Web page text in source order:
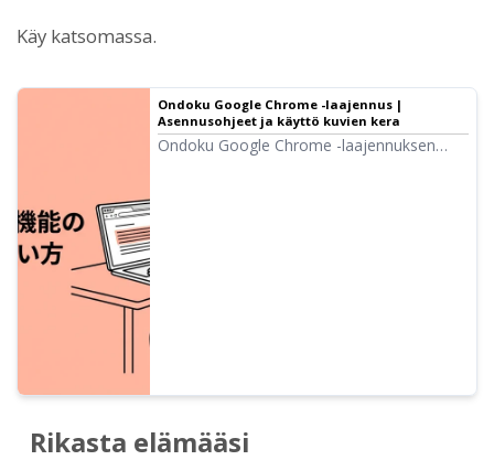
Käy katsomassa.
Ondoku Google Chrome -laajennus |
Asennusohjeet ja käyttö kuvien kera
Ondoku Google Chrome -laajennuksen
Rikasta elämääsi